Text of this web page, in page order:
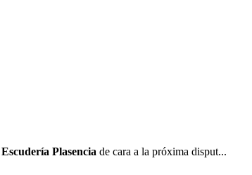
Escudería Plasencia de cara a la próxima disput...